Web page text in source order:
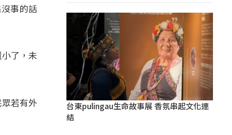
事的話
了，未
若有外
台東pulingau生命故事展 香氛串起文化連
結